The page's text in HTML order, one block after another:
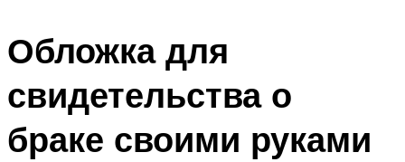
Обложка для
свидетельства о
браке своими руками